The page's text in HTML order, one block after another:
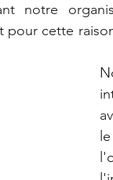
IRDS
notre
pour cette